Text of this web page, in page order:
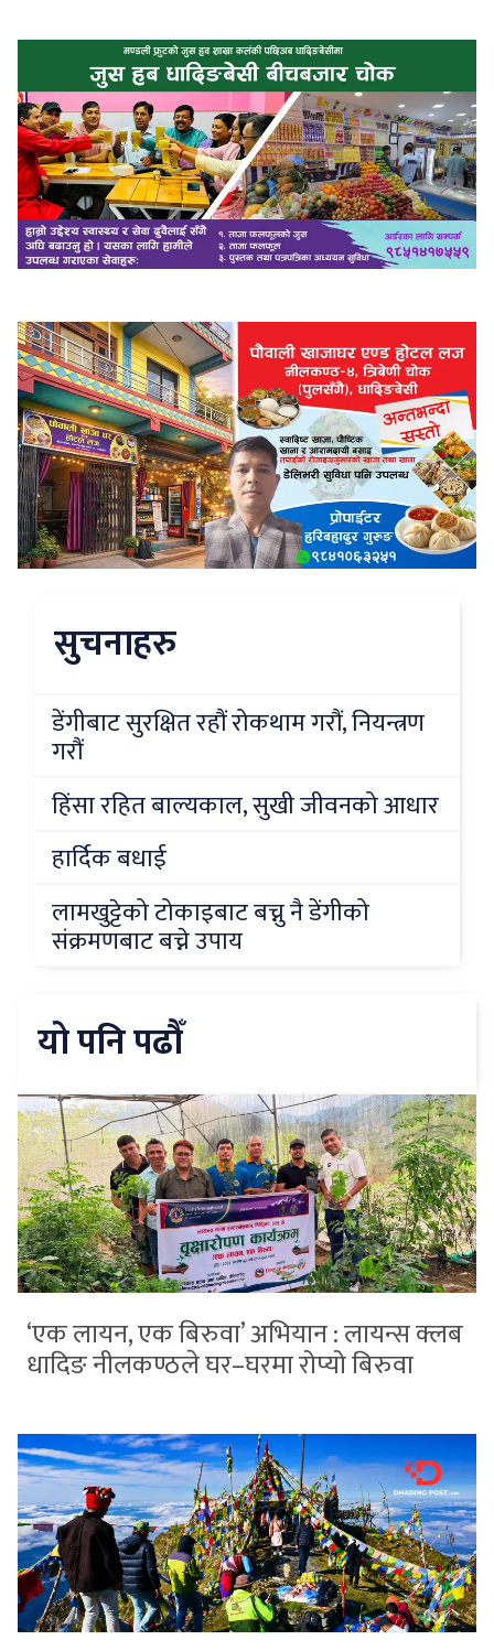
सुचनाहरु
डेंगीबाट सुरक्षित रहौं रोकथाम गरौं, नियन्त्रण
गरौं
हिंसा रहित बाल्यकाल, सुखी जीवनको आधार
हार्दिक बधाई
लामखुट्टेको टोकाइबाट बच्नु नै डेंगीको
संक्रमणबाट बच्ने उपाय
यो पनि पढौँ
‘एक लायन, एक बिरुवा’ अभियान : लायन्स क्लब
धादिङ नीलकण्ठले घर–घरमा रोप्यो बिरुवा